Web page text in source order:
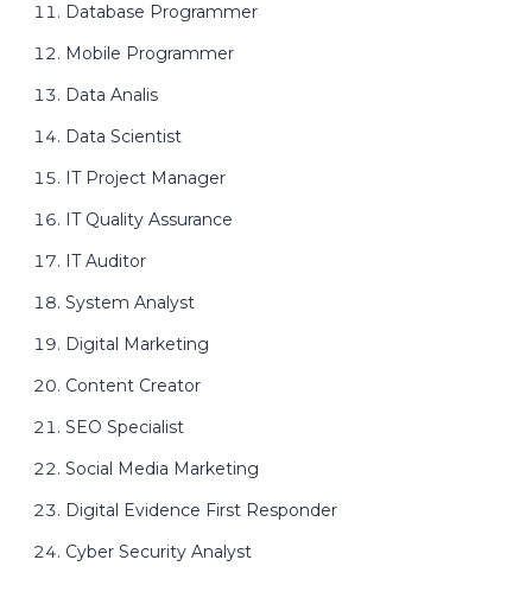
Database Programmer
Mobile Programmer
Data Analis
Data Scientist
IT Project Manager
IT Quality Assurance
IT Auditor
System Analyst
Digital Marketing
Content Creator
SEO Specialist
Social Media Marketing
Digital Evidence First Responder
Cyber Security Analyst